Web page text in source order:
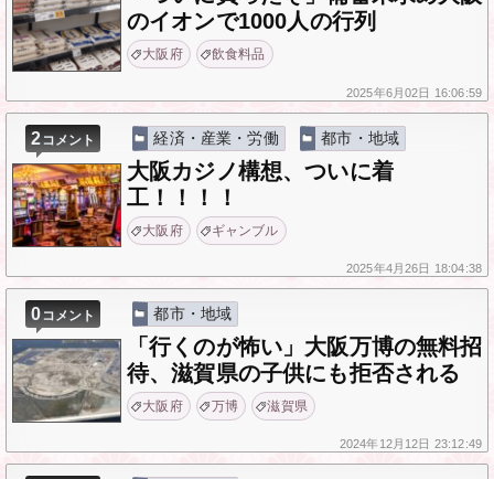
のイオンで1000人の行列
大阪府 飲食料品
2025年6月02日 16:06:59
2コメント 経済・産業・労働 都市・地域
大阪カジノ構想、ついに着
工！！！！
大阪府 ギャンブル
2025年4月26日 18:04:38
0コメント 都市・地域
「行くのが怖い」大阪万博の無料招
待、滋賀県の子供にも拒否される
大阪府 万博 滋賀県
2024年12月12日 23:12:49